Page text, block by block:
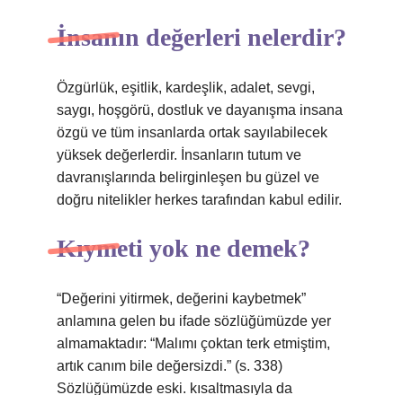
İnsanın değerleri nelerdir?
Özgürlük, eşitlik, kardeşlik, adalet, sevgi,
saygı, hoşgörü, dostluk ve dayanışma insana
özgü ve tüm insanlarda ortak sayılabilecek
yüksek değerlerdir. İnsanların tutum ve
davranışlarında belirginleşen bu güzel ve
doğru nitelikler herkes tarafından kabul edilir.
Kıymeti yok ne demek?
“Değerini yitirmek, değerini kaybetmek”
anlamına gelen bu ifade sözlüğümüzde yer
almamaktadır: “Malımı çoktan terk etmiştim,
artık canım bile değersizdi.” (s. 338)
Sözlüğümüzde eski. kısaltmasıyla da